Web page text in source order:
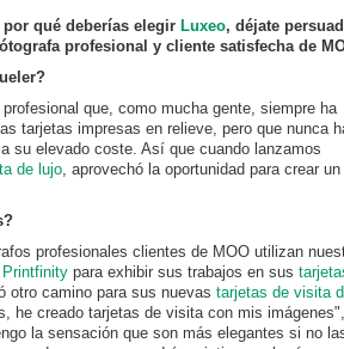
qué deberías elegir Luxeo, déjate
profesional y cliente satisfecha de
que, como mucha gente, siempre ha
tarjetas impresas en relieve, pero que nunca
su elevado coste. Así que cuando lanzamos
de lujo, aprovechó la oportunidad para crear un
profesionales clientes de MOO utilizan
Printfinity para exhibir sus trabajos en sus
otro camino para sus nuevas tarjetas de visita
he creado tarjetas de visita con mis imágenes",
la sensación que son más elegantes si no